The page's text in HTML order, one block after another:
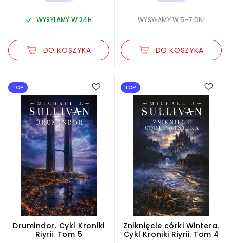
WYSYŁAMY W 24H
DO KOSZYKA
WYSYŁAMY W 5-7 DNI
DO KOSZYKA
TOP
Drumindor. Cykl Kroniki
Riyrii. Tom 5
TOP
Zniknięcie córki Wintera.
Cykl Kroniki Riyrii. Tom 4